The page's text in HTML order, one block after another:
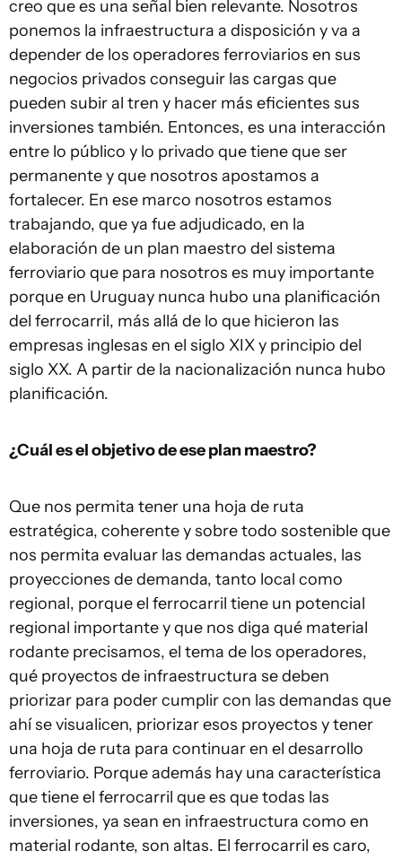
creo que es una señal bien relevante. Nosotros
ponemos la infraestructura a disposición y va a
depender de los operadores ferroviarios en sus
negocios privados conseguir las cargas que
pueden subir al tren y hacer más eficientes sus
inversiones también. Entonces, es una interacción
entre lo público y lo privado que tiene que ser
permanente y que nosotros apostamos a
fortalecer. En ese marco nosotros estamos
trabajando, que ya fue adjudicado, en la
elaboración de un plan maestro del sistema
ferroviario que para nosotros es muy importante
porque en Uruguay nunca hubo una planificación
del ferrocarril, más allá de lo que hicieron las
empresas inglesas en el siglo XIX y principio del
siglo XX. A partir de la nacionalización nunca hubo
planificación.
¿Cuál es el objetivo de ese plan maestro?
Que nos permita tener una hoja de ruta
estratégica, coherente y sobre todo sostenible que
nos permita evaluar las demandas actuales, las
proyecciones de demanda, tanto local como
regional, porque el ferrocarril tiene un potencial
regional importante y que nos diga qué material
rodante precisamos, el tema de los operadores,
qué proyectos de infraestructura se deben
priorizar para poder cumplir con las demandas que
ahí se visualicen, priorizar esos proyectos y tener
una hoja de ruta para continuar en el desarrollo
ferroviario. Porque además hay una característica
que tiene el ferrocarril que es que todas las
inversiones, ya sean en infraestructura como en
material rodante, son altas. El ferrocarril es caro,